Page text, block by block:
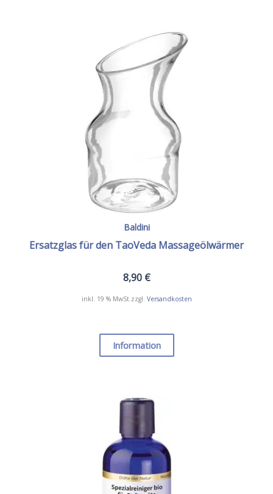
Baldini
Ersatzglas für den TaoVeda Massageölwärmer
8,90 €
inkl. 19 % MwSt. zzgl. Versandkosten
Information